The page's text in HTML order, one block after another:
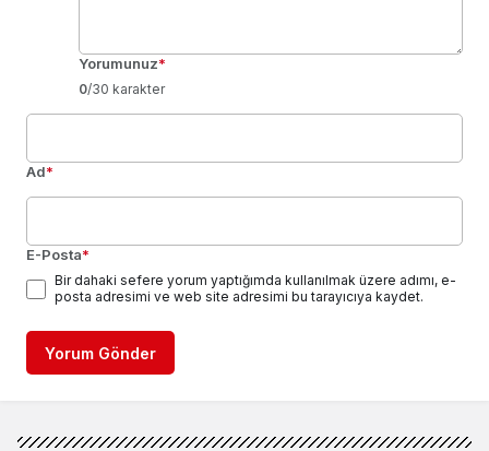
Yorumunuz*
0/30 karakter
Ad*
E-Posta*
Bir dahaki sefere yorum yaptığımda kullanılmak üzere adımı, e-
posta adresimi ve web site adresimi bu tarayıcıya kaydet.
Yorum Gönder